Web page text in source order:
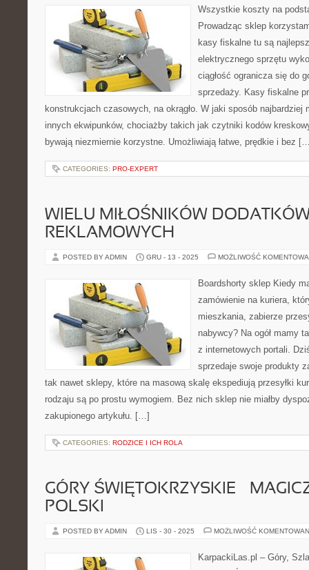
Wszystkie koszty na
Prowadząc sklep
kasy fiskalne tu są
elektrycznego sprzętu
ciągłość ogranicza się do
sprzedaży. Kasy fiskalne
konstrukcjach czasowych, na okrągło. W jaki sposób
innych ekwipunków, chociażby takich jak czytniki kodów
bywają niezmiernie korzystne. Umożliwiają łatwe, prędkie i bez
CATEGORIES: PRO-EXPERT
WIELU MIŁOŚNIKÓW
REKLAMOWYCH
POSTED BY ADMIN GRU - 13 - 2025 MOŻLIWOŚĆ
Boardshorty sklep Kiedy
zamówienie na kuriera,
mieszkania, zabierze
nabywcy? Na ogół mamy
z internetowych portali.
sprzedaje swoje produkty
tak nawet sklepy, które na masową skalę ekspediują przesyłki
rodzaju są po prostu wymogiem. Bez nich sklep nie miałby
zakupionego artykułu. […]
CATEGORIES: RODZICE I ICH ROLA
GÓRY ŚWIĘTOKRZYSKIE –
POLSKI
POSTED BY ADMIN LIS - 30 - 2025 MOŻLIWOŚĆ
KarpackiLas.pl – Góry,